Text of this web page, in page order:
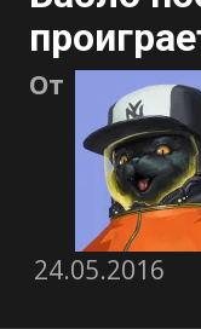
От
24.05.2016